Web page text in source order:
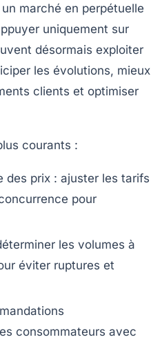
marché en perpétuelle
uniquement sur
désormais exploiter
les évolutions, mieux
clients et optimiser
courants :
des prix : ajuster les tarifs
pour
les volumes à
éviter ruptures et
consommateurs avec